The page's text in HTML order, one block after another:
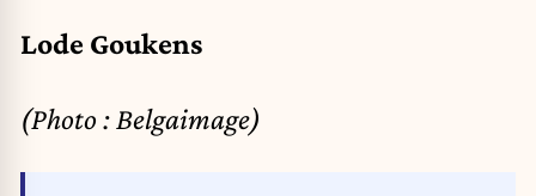
Lode Goukens
(Photo : Belgaimage)